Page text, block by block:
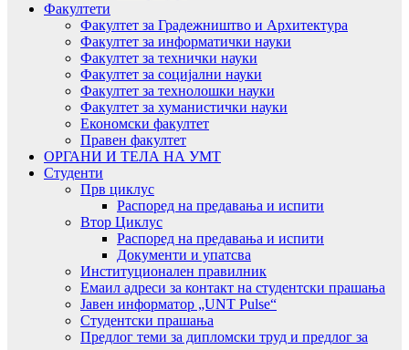
Факултети
Факултет за Градежништво и Архитектура
Факултет за информатички науки
Факултет за технички науки
Факултет за социјални науки
Факултет за технолошки науки
Факултет за хуманистички науки
Економски факултет
Правен факултет
ОРГАНИ И ТЕЛА НА УМТ
Студенти
Прв циклус
Распоред на предавањa и испити
Втор Циклус
Распоред на предавањa и испити
Документи и упатсва
Институционален правилник
Емаил адреси за контакт на студентски прашања
Јавен информатор „UNT Pulse“
Студентски прашања
Предлог теми за дипломски труд и предлог за